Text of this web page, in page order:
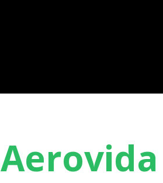
Aerovida